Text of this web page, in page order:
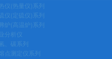
仪(热量仪)系列
仪(定硫仪)系列
炉(高温炉)系列
分析仪
、碳系列
点测定仪系列